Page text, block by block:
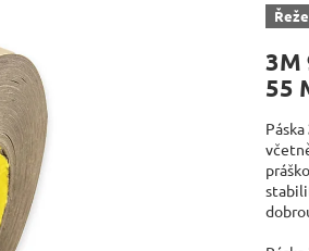
3M
55
Páska